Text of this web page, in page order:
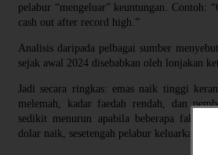
pelabur “mengeluar” keuntungan. Contoh:
cash out after record high.”
Analisis daripada pelbagai sumber
sejak awal 2024 disebabkan oleh lonjakan
Jadi secara ringkas: emas naik tinggi
melemah, kadar faedah rendah, dan
sedikit menurun apabila beberapa faktor
dolar naik, sesetengah pelabur keluarkan